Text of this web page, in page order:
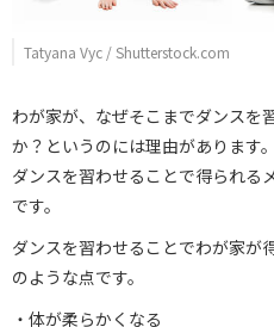
Tatyana Vyc / Shutterstock.com
わが家が、なぜそこまでダンスを
か？というのには理由があります。
ダンスを習わせることで得られる
です。
ダンスを習わせることでわが家が
のような点です。
・体が柔らかくなる